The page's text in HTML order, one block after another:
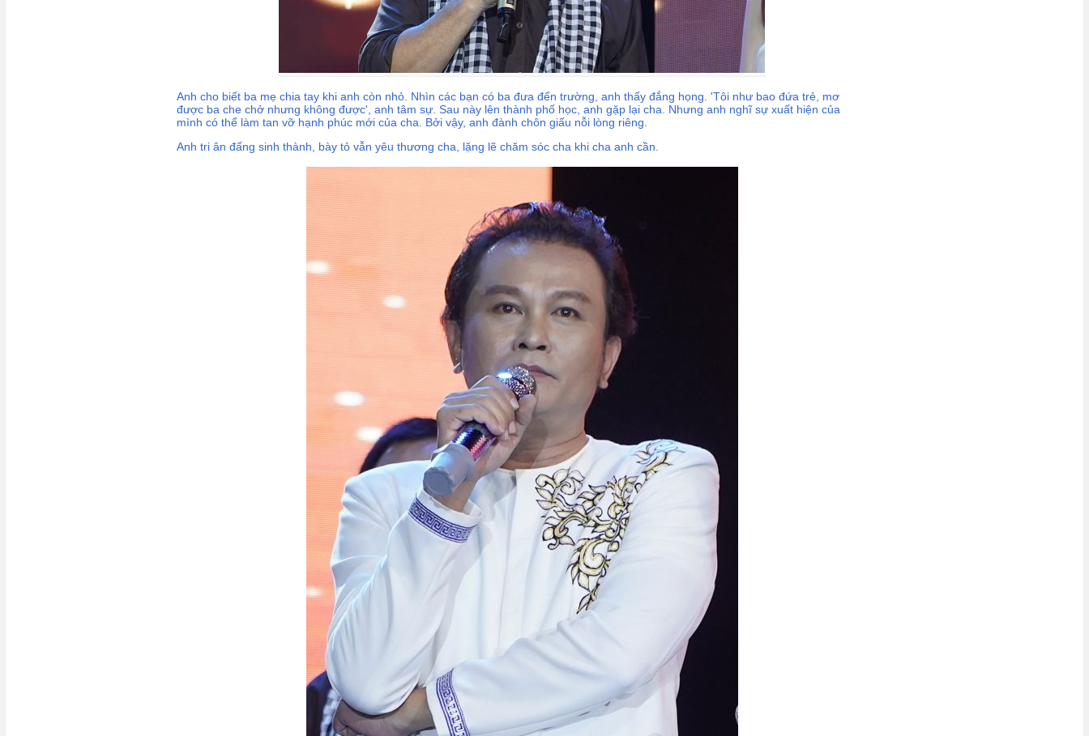
Anh cho biết ba mẹ chia tay khi anh còn nhỏ. Nhìn các bạn có ba đưa đến trường, anh thấy đắng họng. 'Tôi như bao đứa trẻ, mơ
được ba che chở nhưng không được', anh tâm sự. Sau này lên thành phố học, anh gặp lại cha. Nhưng anh nghĩ sự xuất hiện của
mình có thể làm tan vỡ hạnh phúc mới của cha. Bởi vậy, anh đành chôn giấu nỗi lòng riêng.
Anh tri ân đấng sinh thành, bày tỏ vẫn yêu thương cha, lặng lẽ chăm sóc cha khi cha anh cần.